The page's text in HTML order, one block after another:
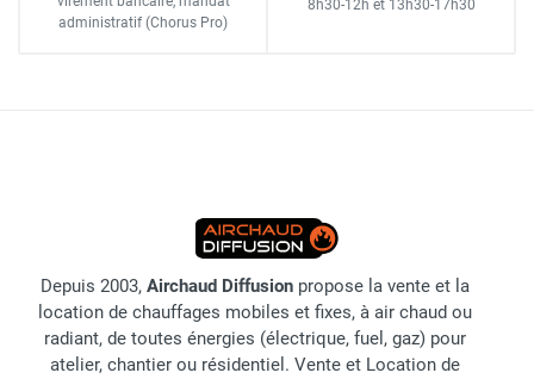
administratif (Chorus Pro)
8h30-12h et 13h30-17h30
Depuis 2003, Airchaud Diffusion propose la vente et la
location de chauffages mobiles et fixes, à air chaud ou
radiant, de toutes énergies (électrique, fuel, gaz) pour
atelier, chantier ou résidentiel. Vente et Location de